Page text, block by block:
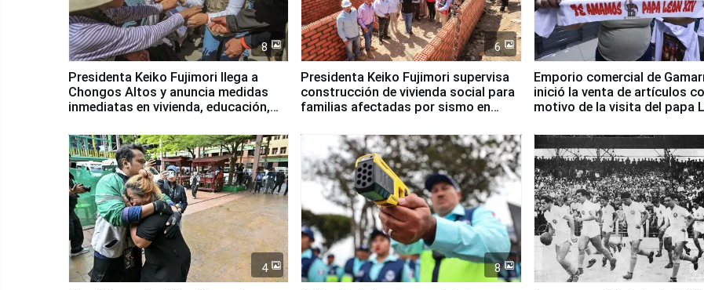
8
Presidenta Keiko Fujimori llega a
Chongos Altos y anuncia medidas
inmediatas en vivienda, educación,
6
Presidenta Keiko Fujimori supervisa
construcción de vivienda social para
familias afectadas por sismo en
Emporio comercial de
inició la venta de artículos
motivo de la visita del papa
4 8